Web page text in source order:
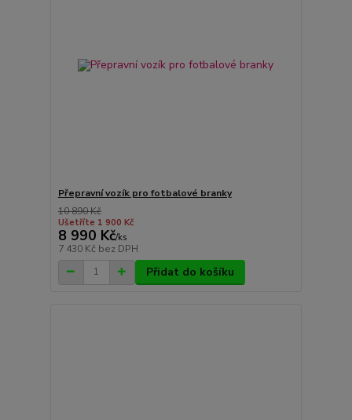
Přepravní vozík pro fotbalové branky
10 890 Kč
Ušetříte 1 900 Kč
8 990 Kč/ks
7 430 Kč bez DPH
Přidat do košíku